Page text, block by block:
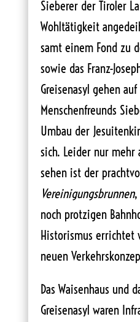
Sieberer der Tiroler
Wohltätigkeit
samt einem Fond zu
sowie das Franz-
Greisenasyl gehen
Menschenfreunds
Umbau der
sich. Leider nur mehr
sehen ist der
Vereinigungsbrunnen,
noch protzigen
Historismus errichtet
neuen
Das Waisenhaus und
Greisenasyl waren